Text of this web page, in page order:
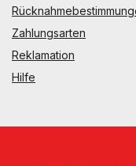
Zahlungsarten
Reklamation
Hilfe